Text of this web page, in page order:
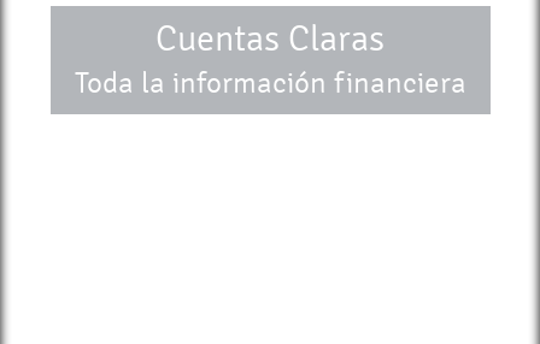
Cuentas Claras
Toda la información financiera